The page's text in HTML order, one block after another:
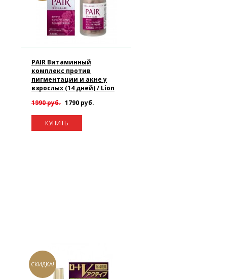
PAIR Витаминный
комплекс против
пигментации и акне у
взрослых (14 дней) / Lion
1990 руб. 1790 руб.
КУПИТЬ
СКИДКА!